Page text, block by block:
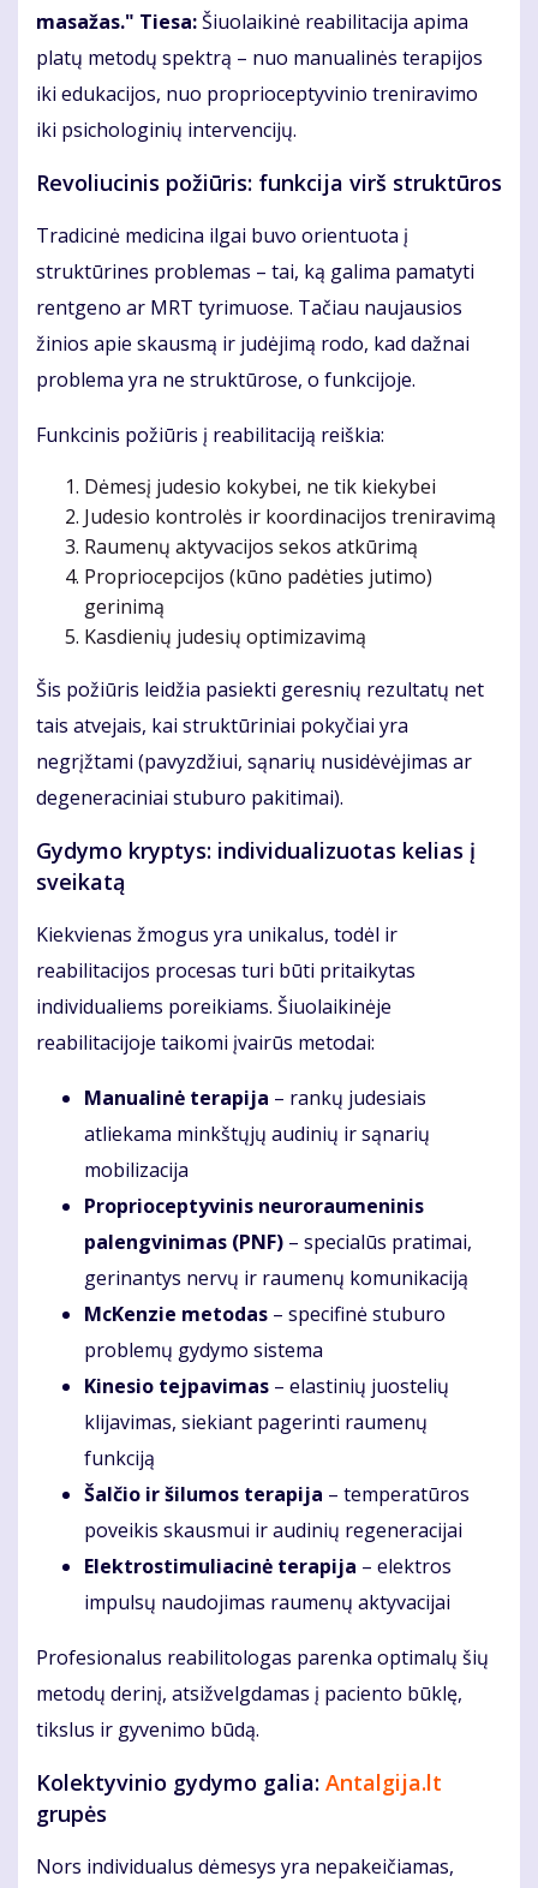
masažas." Tiesa:Šiuolaikinė reabilitacija apima
platų metodų spektrą – nuo manualinės terapijos
iki edukacijos, nuo proprioceptyvinio treniravimo
iki psichologinių intervencijų.
Revoliucinis požiūris: funkcija virš struktūros
Tradicinė medicina ilgai buvo orientuota į
struktūrines problemas – tai, ką galima pamatyti
rentgeno ar MRT tyrimuose. Tačiau naujausios
žinios apie skausmą ir judėjimą rodo, kad dažnai
problema yra ne struktūrose, o funkcijoje.
Funkcinis požiūris į reabilitaciją reiškia:
Dėmesį judesio kokybei, ne tik kiekybei
Judesio kontrolės ir koordinacijos treniravimą
Raumenų aktyvacijos sekos atkūrimą
Propriocepcijos (kūno padėties jutimo)
gerinimą
Kasdienių judesių optimizavimą
Šis požiūris leidžia pasiekti geresnių rezultatų net
tais atvejais, kai struktūriniai pokyčiai yra
negrįžtami (pavyzdžiui, sąnarių nusidėvėjimas ar
degeneraciniai stuburo pakitimai).
Gydymo kryptys: individualizuotas kelias į
sveikatą
Kiekvienas žmogus yra unikalus, todėl ir
reabilitacijos procesas turi būti pritaikytas
individualiems poreikiams. Šiuolaikinėje
reabilitacijoje taikomi įvairūs metodai:
Manualinė terapija – rankų judesiais
atliekama minkštųjų audinių ir sąnarių
mobilizacija
Proprioceptyvinis neuroraumeninis
palengvinimas (PNF) – specialūs pratimai,
gerinantys nervų ir raumenų komunikaciją
McKenzie metodas – specifinė stuburo
problemų gydymo sistema
Kinesio tejpavimas – elastinių juostelių
klijavimas, siekiant pagerinti raumenų
funkciją
Šalčio ir šilumos terapija – temperatūros
poveikis skausmui ir audinių regeneracijai
Elektrostimuliacinė terapija – elektros
impulsų naudojimas raumenų aktyvacijai
Profesionalus reabilitologas parenka optimalų šių
metodų derinį, atsižvelgdamas į paciento būklę,
tikslus ir gyvenimo būdą.
Kolektyvinio gydymo galia: Antalgija.lt
grupės
Nors individualus dėmesys yra nepakeičiamas,